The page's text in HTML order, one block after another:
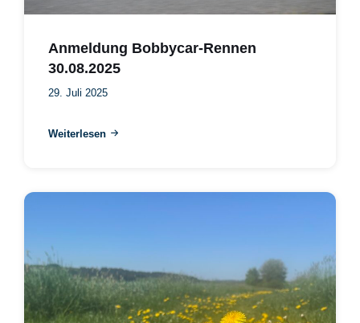
Anmeldung Bobbycar-Rennen
30.08.2025
29. Juli 2025
Weiterlesen